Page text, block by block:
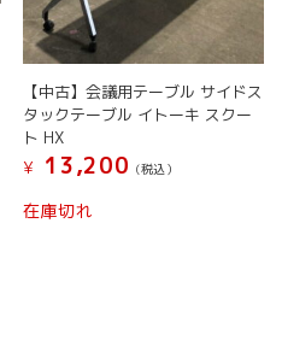
【中古】会議用テーブル サイドス
タックテーブル イトーキ スクー
ト HX
¥
13,200 (税込）
在庫切れ